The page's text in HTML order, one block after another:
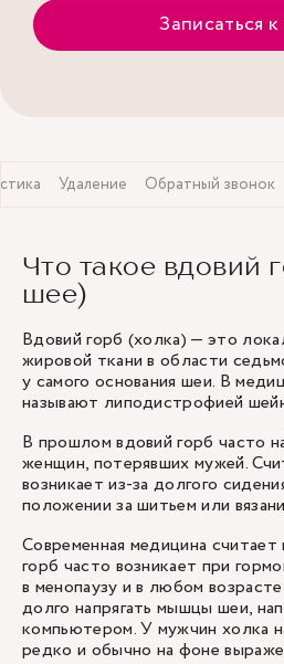
Записаться
Удаление Обратный звонок
Что такое вдовий
шее)
Вдовий горб (холка) — это
жировой ткани в области
у самого основания шеи. В
называют липодистрофией
В прошлом вдовий горб часто
женщин, потерявших мужей.
возникает из-за долгого
положении за шитьем или
Современная медицина
горб часто возникает при
в менопаузу и в любом
долго напрягать мышцы шеи,
компьютером. У мужчин холка
редко и обычно на фоне